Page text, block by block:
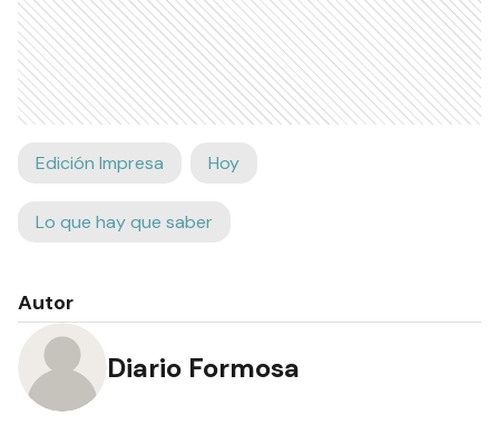
Edición Impresa Hoy
Lo que hay que saber
Autor
Diario Formosa